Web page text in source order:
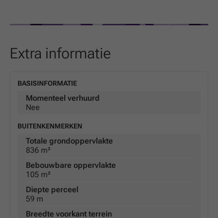
realiseren in het geliefde Dilbeek.
Extra informatie
BASISINFORMATIE
Momenteel verhuurd
Nee
BUITENKENMERKEN
Totale grondoppervlakte
836 m²
Bebouwbare oppervlakte
105 m²
Diepte perceel
59 m
Breedte voorkant terrein